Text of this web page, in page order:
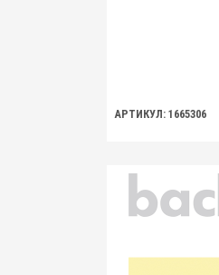
АРТИКУЛ: 1665306